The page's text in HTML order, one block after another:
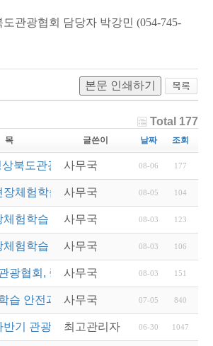
관광협회 담당자 박강민 (054-745-
본문 인쇄하기
Total 177
목 글쓴이 날짜 조회
북도관광기념품공모전 결과발표
사무국 08-06 177
장체험학습 안전과정(신규.재강습) 교육
사무국 08-05 104
체험학습 안전과정 교육(신규. 재강습)
사무국 08-03 123
체험학습 안전과정(신규. 재강습) 교육 성
사무국 08-03 106
광협회, 중국 단동 해외여행상품 개발 팸
사무국 08-03 151
습 안전과정(신규/재강습) 안내
사무국 07-05 840
기 관광진흥개발기금 융자 시행 안내
최고관리자 06-30 1047